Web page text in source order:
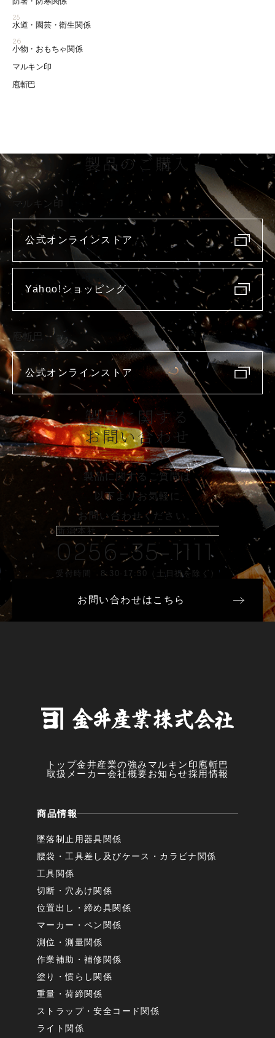
25
水道・園芸・衛生関係
26
小物・おもちゃ関係
マルキン印
庖斬巴
製品のご購入
マルキン印
公式オンラインストア
Yahoo!ショッピング
庖斬巴
公式オンラインストア
製品に関する
お問い合わせ
製品に関するご質問は
以下よりお気軽に
お問い合わせください。
新潟本社
0256-35-1111
受付時間 8:30-17:30（土日祝を除く）
お問い合わせはこちら
トップ金井産業の強み マルキン印 庖斬巴
取扱メーカー会社概要お知らせ採用情報
商品情報
墜落制止用器具関係
腰袋・工具差し及びケース・カラビナ関係
工具関係
切断・穴あけ関係
位置出し・締め具関係
マーカー・ペン関係
測位・測量関係
作業補助・補修関係
塗り・慣らし関係
重量・荷締関係
ストラップ・安全コード関係
ライト関係